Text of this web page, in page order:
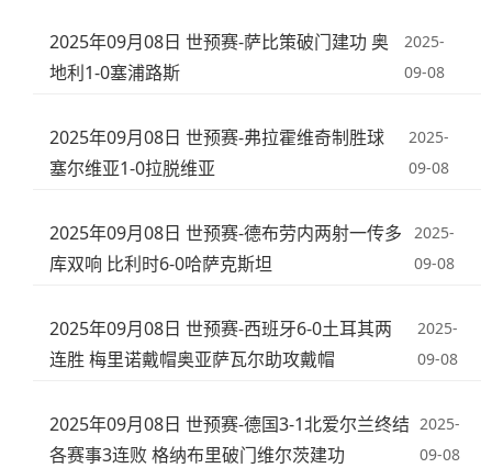
2025年09月08日 世预赛-萨比策破门建功 奥
地利1-0塞浦路斯
2025-
09-08
2025年09月08日 世预赛-弗拉霍维奇制胜球
塞尔维亚1-0拉脱维亚
2025-
09-08
2025年09月08日 世预赛-德布劳内两射一传多
库双响 比利时6-0哈萨克斯坦
2025-
09-08
2025年09月08日 世预赛-西班牙6-0土耳其两
连胜 梅里诺戴帽奥亚萨瓦尔助攻戴帽
2025-
09-08
2025年09月08日 世预赛-德国3-1北爱尔兰终结
各赛事3连败 格纳布里破门维尔茨建功
2025-
09-08